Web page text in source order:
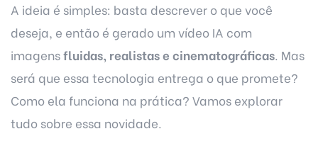
A ideia é simples: basta descrever o que você
deseja, e então é gerado um vídeo IA com
imagensfluidas, realistas e cinematográficas. Mas
será que essa tecnologia entrega o que promete?
Como ela funciona na prática? Vamos explorar
tudo sobre essa novidade.